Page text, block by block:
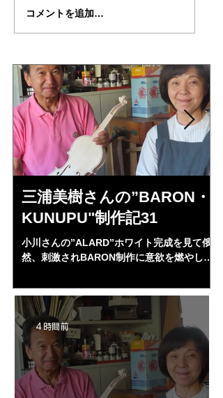
”SAVIONARI”制作記２
コメントを追加…
三浦美樹さんの”BARON・
KUNUPU"制作記31
小川さんの”ALARD”ホワイト完成を見て俄
然、刺激されBARON制作に意欲を燃やし始
昭一郎氏に習っていた。バロンほとんど完成
形であるがなかなか進まなかったが。小川さ
んの完成に刺激されだいぶ進んできた。
4 時間前